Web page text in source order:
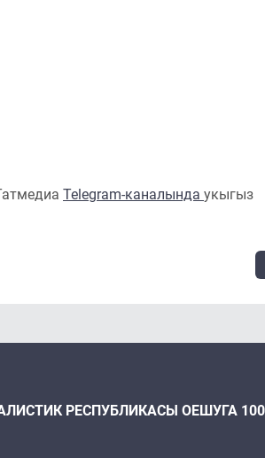
Telegram-каналында укыгыз
РЕСПУБЛИКАСЫ ОЕШУГА